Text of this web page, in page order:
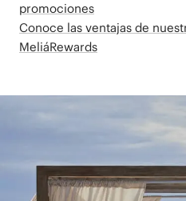
promociones
Conoce las ventajas de
MeliáRewards